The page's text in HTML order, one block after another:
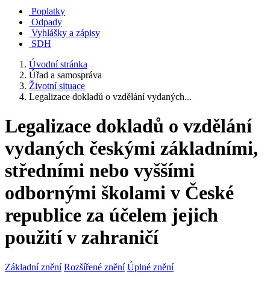
Poplatky
Odpady
Vyhlášky a zápisy
SDH
Úvodní stránka
Úřad a samospráva
Životní situace
Legalizace dokladů o vzdělání vydaných...
Legalizace dokladů o vzdělání
vydaných českými základními,
středními nebo vyššími
odbornými školami v České
republice za účelem jejich
použití v zahraničí
Základní znění Rozšířené znění Úplné znění